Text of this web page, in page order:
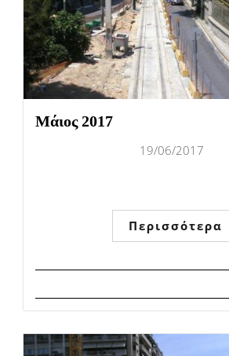
Μάιος 2017
19/06/2017
Περισσότερα